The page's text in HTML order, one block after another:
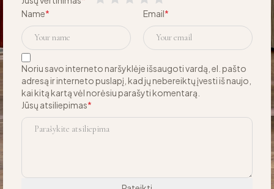
Jūsų atsiliepimas*
Name* Email*
Noriu savo interneto naršyklėje išsaugoti vardą, el. pašto
adresą ir interneto puslapį, kad jų nebereiktų įvesti iš naujo,
kai kitą kartą vėl norėsiu parašyti komentarą.